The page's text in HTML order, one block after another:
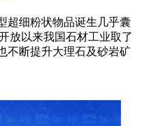
超细粉状物品诞生几乎囊
放以来我国石材工业取了
不断提升大理石及砂岩矿